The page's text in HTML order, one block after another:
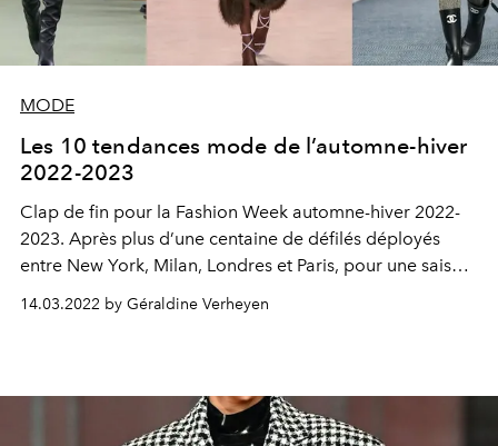
MODE
Les 10 tendances mode de l’automne-hiver
2022-2023
Clap de fin pour la Fashion Week automne-hiver 2022-
2023. Après plus d’une centaine de défilés déployés
entre New York, Milan, Londres et Paris, pour une saison
de retour à la normal après la pandémie, c’est le
moment de faire le bilan. Voici les 10 tendances mode
14.03.2022 by Géraldine Verheyen